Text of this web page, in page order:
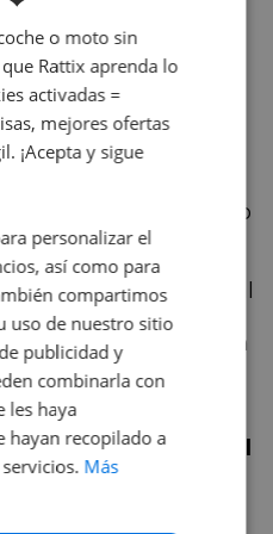
las
optar por esta
: Con un cambio
acelerar y
usar el pie izquierdo
manualmente.
del cambio manual
de cambio
refinados y suaves en
del embrague y la
del régimen del
ajustará
marchas para
el régimen óptimo
o moto sin
Rattix aprenda lo
activadas =
mejores ofertas
¡Acepta y sigue
personalizar el
así como para
compartimos
uso de nuestro sitio
publicidad y
combinarla con
les haya
hayan recopilado a
Más